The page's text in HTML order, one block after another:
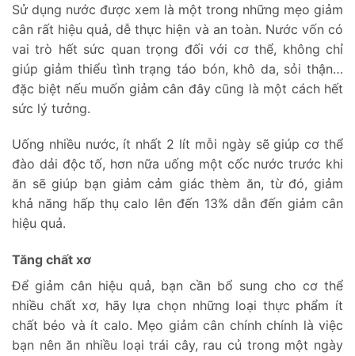
Sử dụng nước được xem là một trong những mẹo giảm
cân rất hiệu quả, dễ thực hiện và an toàn. Nước vốn có
vai trò hết sức quan trọng đối với cơ thể, không chỉ
giúp giảm thiểu tình trạng táo bón, khô da, sỏi thận…
đặc biệt nếu muốn giảm cân đây cũng là một cách hết
sức lý tưởng.
Uống nhiều nước, ít nhất 2 lít mỗi ngày sẽ giúp cơ thể
đào dải độc tố, hơn nữa uống một cốc nước trước khi
ăn sẽ giúp bạn giảm cảm giác thèm ăn, từ đó, giảm
khả năng hấp thụ calo lên đến 13% dẫn đến giảm cân
hiệu quả.
Tăng chất xơ
Để giảm cân hiệu quả, bạn cần bổ sung cho cơ thể
nhiều chất xơ, hãy lựa chọn những loại thực phẩm ít
chất béo và ít calo. Mẹo giảm cân chính chính là việc
bạn nên ăn nhiều loại trái cây, rau củ trong một ngày